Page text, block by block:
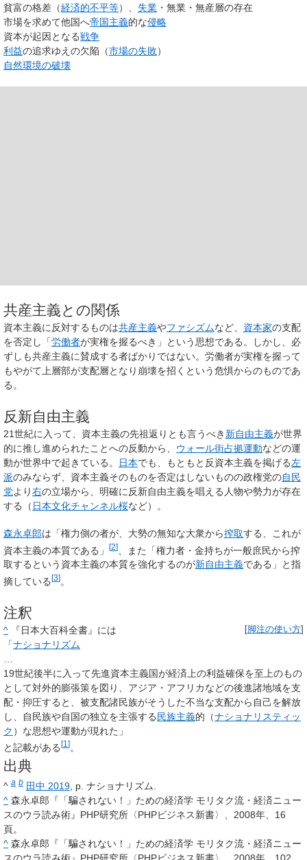
貧富の格差（経済的不平等）、 失業 ・無業・無産層の存在
市場を求めて他国へ帝国主義的な侵略
資本が起因となる戦争
利益の追求ゆえの欠陥（市場の失敗）
自然環境の破壊
共産主義との関係
資本主義に反対するものは共産主義やファシズムなど、 資本家の支配
を否定し「労働者が実権を握るべき」という思想である。しかし、必
ずしも共産主義に賛成する者ばかりではない。労働者が実権を握って
もやがて上層部が支配層となり崩壊を招くという危惧からのものであ
る。
反新自由主義
21世紀に入って、資本主義の先祖返りとも言うべき 新自由主義が世界
的に推し進められたことへの反動から、 ウォール街占拠運動などの運
動が世界中で起きている。
日本でも、もともと反資本主義を掲げる左
派のみならず、資本主義そのものを否定はしないものの政権党の自民
党より右の立場から、明確に反新自由主義を唱える人物や勢力が存在
する（ 日本文化チャンネル桜など）。
森永卓郎は「権力側の者が、大勢の無知な大衆から搾取する、これが
資本主義の本質である」
[2]
、また「権力者・金持ちが一般庶民から搾
取するという資本主義の本質を強化するのが新自由主義である」と指
摘している [3] 。
注釈
[脚注の使い方]
^
『日本大百科全書』には
「ナショナリズム
19世紀後半に入って先進資本主義国が経済上の利益確保を至上のもの
として対外的膨張策を図り、アジア・アフリカなどの後進諸地域を支
配・抑圧すると、被支配諸民族がそうした不当な支配から自己を解放
し、自民族や自国の独立を主張する 民族主義的（ナショナリスティッ
ク ）な思想や運動が現れた」
と記載がある [1]。
出典
^ a b 田中 2019 , p. ナショナリズム.
^ 森永卓郎『「騙されない！」ための経済学 モリタク流・経済ニュー
スのウラ読み術』PHP研究所〈PHPビジネス新書〉、2008年、16
頁。
^ 森永卓郎『「騙されない！」ための経済学 モリタク流・経済ニュー